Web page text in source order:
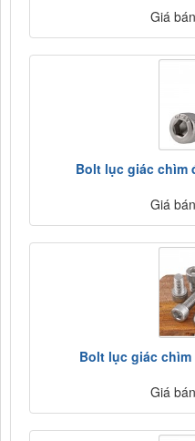
Giá
Bolt lục giác chìm
Giá
Bolt lục giác chìm
Giá